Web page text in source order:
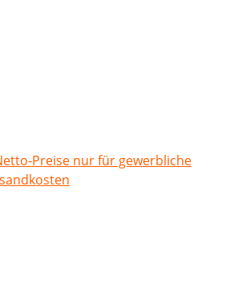
Preise nur für gewerbliche
Gib den gewünschten